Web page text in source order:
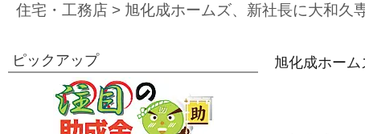
住宅・工務店 > 旭化成ホームズ、新社長に大和久
旭化成ホー
ピックアップ